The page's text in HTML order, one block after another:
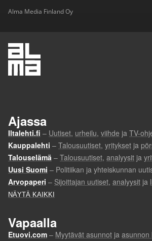
Alma Media Finland Oy